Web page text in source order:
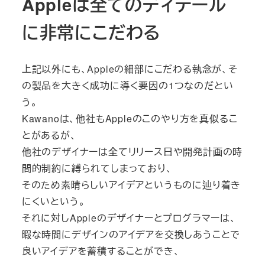
に非常にこだわる
上記以外にも、Appleの細部にこだわる執念が、そ
の製品を大きく成功に導く要因の1つなのだとい
う。
Kawanoは、他社もAppleのこのやり方を真似るこ
とがあるが、
他社のデザイナーは全てリリース日や開発計画の時
間的制約に縛られてしまっており、
そのため素晴らしいアイデアというものに辿り着き
にくいという。
それに対しAppleのデザイナーとプログラマーは、
暇な時間にデザインのアイデアを交換しあうことで
良いアイデアを蓄積することができ、